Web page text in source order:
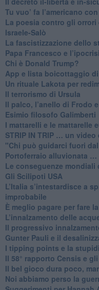
Tu vuo’ fa l’americano
La poesia contro gli
Israele-Salò
​La fascistizzazione dello
Papa Francesco e
​Chi è Donald Trump?
App e lista boicottaggio di
​Un rituale Lakota per
Il terrorismo di Ursula
​Il palco, l’anello di Frodo
Esimio filosofo Galimberti
​I mattarelli e le mattarelle
​STRIP IN TRIP … un
"Chi può guidarci fuori
​Portoferraio alluvionata …
Le conseguenze
​Gli Scilipoti USA
L’Italia s’intestardisce a
improbabile
È meglio pagare per fare
​L’innalzamento delle
​Il progressivo
​Gunter Pauli e il
I tipping points e la
​Il 58° rapporto Censis e
​Il bel gioco dura poco,
Noi abbiamo perso la